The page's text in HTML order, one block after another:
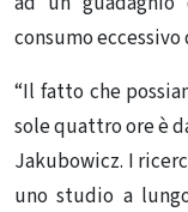
consumo
“Il fatto che
sole quattro ore è
Jakubowicz. I
uno studio a